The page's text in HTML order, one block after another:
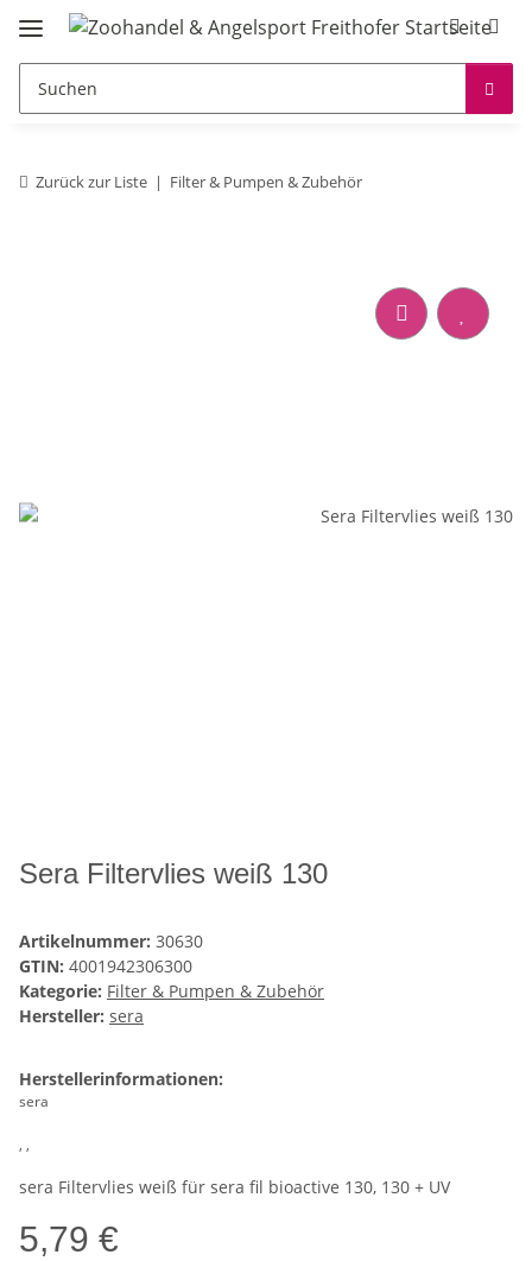
Zurück zur Liste Filter & Pumpen & Zubehör
Sera Filtervlies weiß 130
Artikelnummer: 30630
GTIN: 4001942306300
Kategorie: Filter & Pumpen & Zubehör
Hersteller: sera
Herstellerinformationen:
sera
, ,
sera Filtervlies weiß für sera fil bioactive 130, 130 + UV
5,79 €